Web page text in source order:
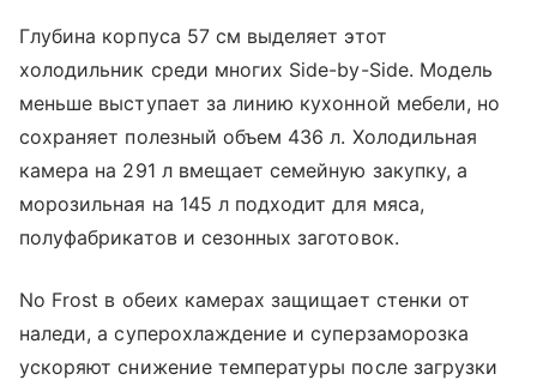
Глубина корпуса 57 см выделяет этот
холодильник среди многих Side-by-Side. Модель
меньше выступает за линию кухонной мебели, но
сохраняет полезный объем 436 л. Холодильная
камера на 291 л вмещает семейную закупку, а
морозильная на 145 л подходит для мяса,
полуфабрикатов и сезонных заготовок.
No Frost в обеих камерах защищает стенки от
наледи, а суперохлаждение и суперзаморозка
ускоряют снижение температуры после загрузки